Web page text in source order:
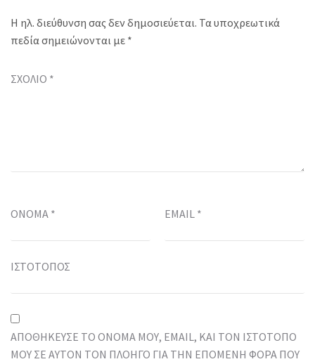
Η ηλ. διεύθυνση σας δεν δημοσιεύεται. Τα υποχρεωτικά
πεδία σημειώνονται με *
ΣΧΌΛΙΟ *
ΌΝΟΜΑ * EMAIL *
ΙΣΤΌΤΟΠΟΣ
ΑΠΟΘΉΚΕΥΣΕ ΤΟ ΌΝΟΜΆ ΜΟΥ, EMAIL, ΚΑΙ ΤΟΝ ΙΣΤΌΤΟΠΟ
ΜΟΥ ΣΕ ΑΥΤΌΝ ΤΟΝ ΠΛΟΗΓΌ ΓΙΑ ΤΗΝ ΕΠΌΜΕΝΗ ΦΟΡΆ ΠΟΥ